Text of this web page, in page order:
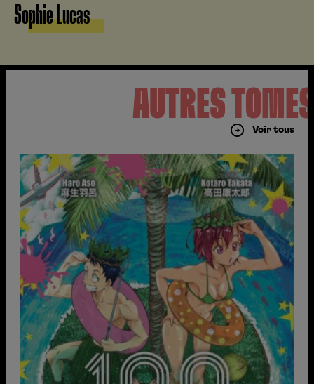
Sophie Lucas
AUTRES
Voir tous